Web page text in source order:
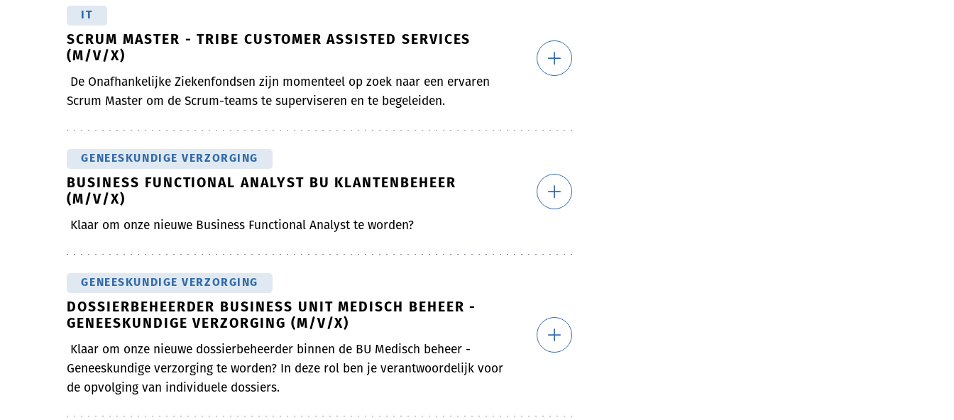
IT
SCRUM MASTER - TRIBE CUSTOMER ASSISTED SERVICES
(M/V/X)
De Onafhankelijke Ziekenfondsen zijn momenteel op zoek naar een ervaren
Scrum Master om de Scrum-teams te superviseren en te begeleiden.
GENEESKUNDIGE VERZORGING
BUSINESS FUNCTIONAL ANALYST BU KLANTENBEHEER
(M/V/X)
Klaar om onze nieuwe Business Functional Analyst te worden?
GENEESKUNDIGE VERZORGING
DOSSIERBEHEERDER BUSINESS UNIT MEDISCH BEHEER -
GENEESKUNDIGE VERZORGING (M/V/X)
Klaar om onze nieuwe dossierbeheerder binnen de BU Medisch beheer -
Geneeskundige verzorging te worden? In deze rol ben je verantwoordelijk voor
de opvolging van individuele dossiers.